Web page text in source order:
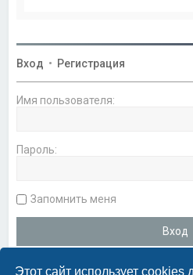
Этот сайт использует cookies
Вход • Регистрация
Имя пользователя:
Пароль:
Запомнить меня